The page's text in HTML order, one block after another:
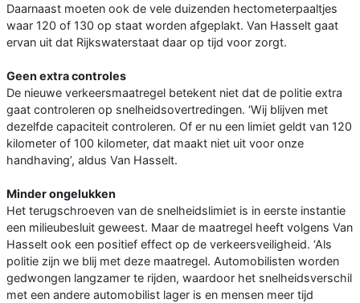
Daarnaast moeten ook de vele duizenden hectometerpaaltjes
waar 120 of 130 op staat worden afgeplakt. Van Hasselt gaat
ervan uit dat Rijkswaterstaat daar op tijd voor zorgt.
Geen extra controles
De nieuwe verkeersmaatregel betekent niet dat de politie extra
gaat controleren op snelheidsovertredingen. ‘Wij blijven met
dezelfde capaciteit controleren. Of er nu een limiet geldt van 120
kilometer of 100 kilometer, dat maakt niet uit voor onze
handhaving’, aldus Van Hasselt.
Minder ongelukken
Het terugschroeven van de snelheidslimiet is in eerste instantie
een milieubesluit geweest. Maar de maatregel heeft volgens Van
Hasselt ook een positief effect op de verkeersveiligheid. ‘Als
politie zijn we blij met deze maatregel. Automobilisten worden
gedwongen langzamer te rijden, waardoor het snelheidsverschil
met een andere automobilist lager is en mensen meer tijd